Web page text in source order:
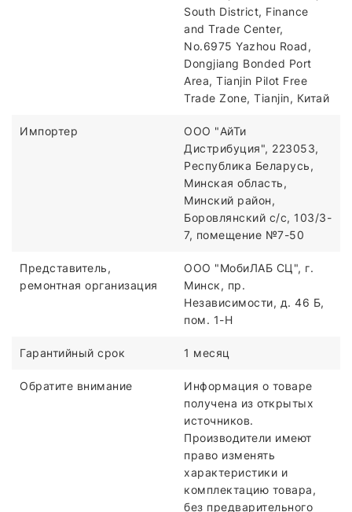
South District, Finance
and Trade Center,
No.6975 Yazhou Road,
Dongjiang Bonded Port
Area, Tianjin Pilot Free
Trade Zone, Tianjin, Китай
Импортер
ООО "АйТи
Дистрибуция", 223053,
Республика Беларусь,
Минская область,
Минский район,
Боровлянский с/с, 103/3-
7, помещение №7-50
Представитель,
ремонтная организация
ООО "МобиЛАБ СЦ", г.
Минск, пр.
Независимости, д. 46 Б,
пом. 1-Н
Гарантийный срок 1 месяц
Обратите внимание
Информация о товаре
получена из открытых
источников.
Производители имеют
право изменять
характеристики и
комплектацию товара,
без предварительного